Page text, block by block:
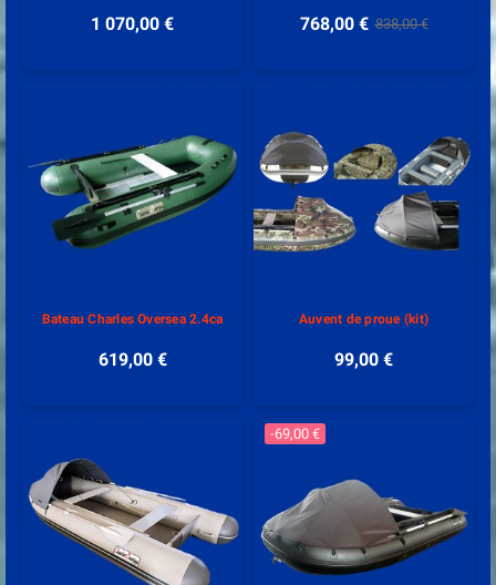
1 070,00 € 768,00 € 838,00 €
Bateau Charles Oversea 2.4ca
619,00 €
Auvent de proue (kit)
99,00 €
-69,00 €